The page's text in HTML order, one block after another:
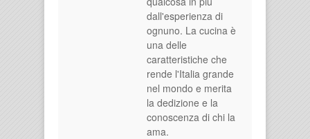
dall'esperienza di
ognuno. La cucina è
una delle
caratteristiche che
rende l'Italia grande
nel mondo e merita
la dedizione e la
conoscenza di chi la
ama.